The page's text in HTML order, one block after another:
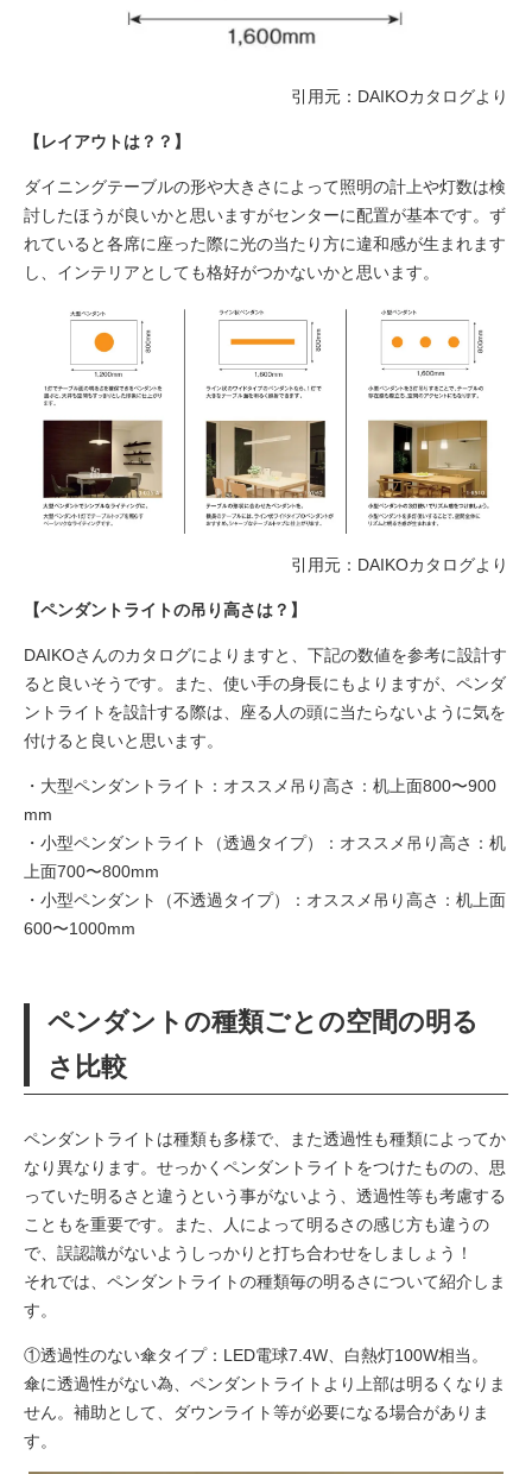
引用元：DAIKOカタログより
【レイアウトは？？】
ダイニングテーブルの形や大きさによって照明の計上や灯数は検
討したほうが良いかと思いますがセンターに配置が基本です。ず
れていると各席に座った際に光の当たり方に違和感が生まれます
し、インテリアとしても格好がつかないかと思います。
引用元：DAIKOカタログより
【ペンダントライトの吊り高さは？】
DAIKOさんのカタログによりますと、下記の数値を参考に設計す
ると良いそうです。また、使い手の身長にもよりますが、ペンダ
ントライトを設計する際は、座る人の頭に当たらないように気を
付けると良いと思います。
・大型ペンダントライト：オススメ吊り高さ：机上面800〜900
mm
・小型ペンダントライト（透過タイプ）：オススメ吊り高さ：机
上面700〜800mm
・小型ペンダント（不透過タイプ）：オススメ吊り高さ：机上面
600〜1000mm
ペンダントの種類ごとの空間の明る
さ比較
ペンダントライトは種類も多様で、また透過性も種類によってか
なり異なります。せっかくペンダントライトをつけたものの、思
っていた明るさと違うという事がないよう、透過性等も考慮する
こともを重要です。また、人によって明るさの感じ方も違うの
で、誤認識がないようしっかりと打ち合わせをしましょう！
それでは、ペンダントライトの種類毎の明るさについて紹介しま
す。
①透過性のない傘タイプ：LED電球7.4W、白熱灯100W相当。
傘に透過性がない為、ペンダントライトより上部は明るくなりま
せん。補助として、ダウンライト等が必要になる場合がありま
す。